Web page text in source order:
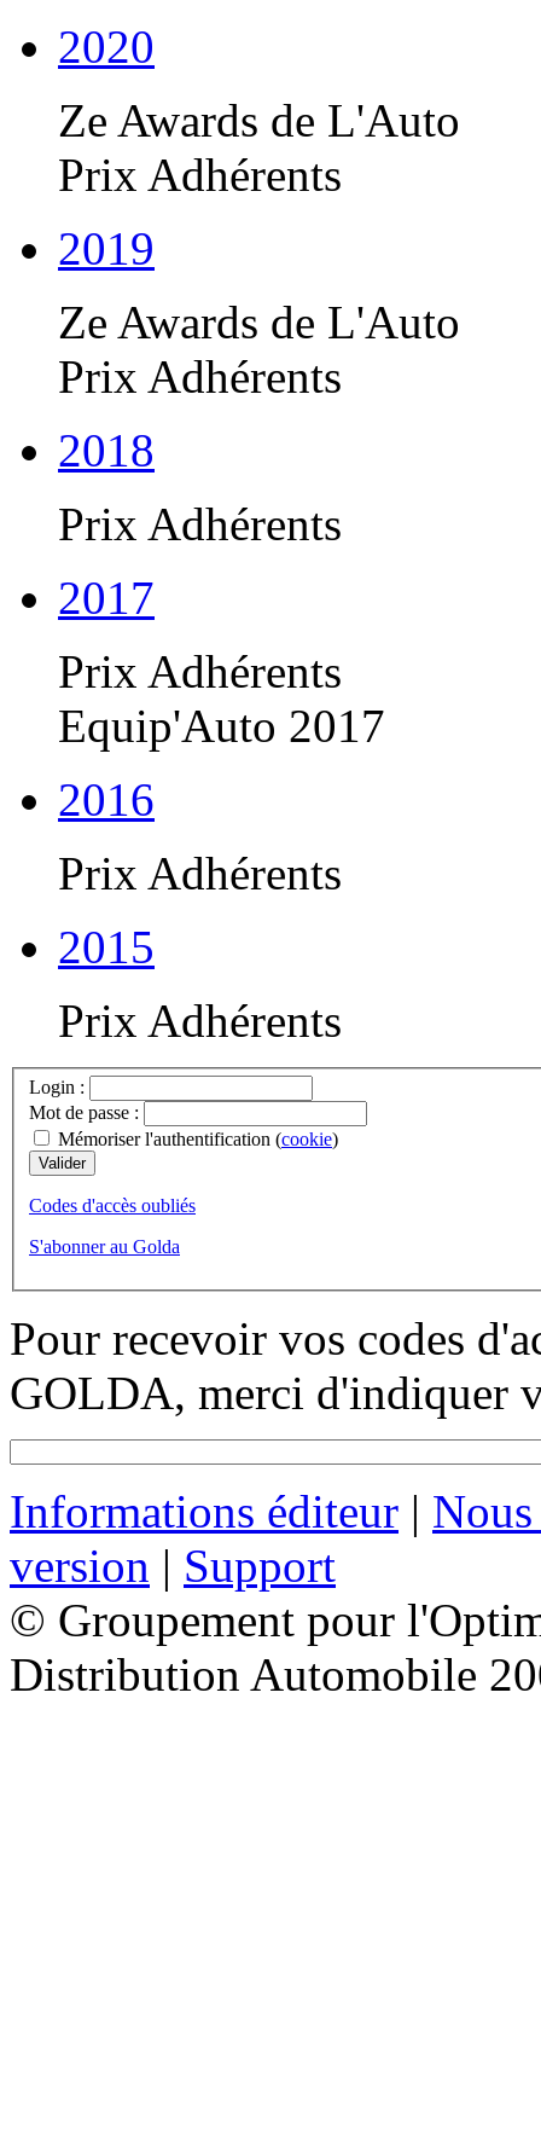
2020
Ze Awards de L'Auto
Prix Adhérents
2019
Ze Awards de L'Auto
Prix Adhérents
2018
Prix Adhérents
2017
Prix Adhérents
Equip'Auto 2017
2016
Prix Adhérents
2015
Prix Adhérents
Login :
Mot de passe :
Mémoriser l'authentification (cookie)
Codes d'accès oubliés
S'abonner au Golda
Pour recevoir vos codes
GOLDA, merci d'indiquer
Informations éditeur |
version | Support
© Groupement pour
Distribution Automobile